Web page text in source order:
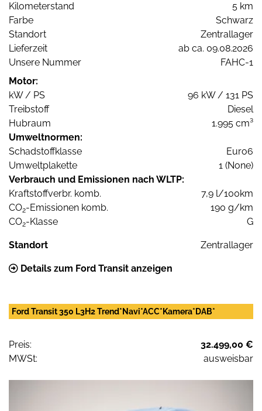
Kilometerstand
5 km
Farbe
Schwarz
Standort
Zentrallager
Lieferzeit
ab ca. 09.08.2026
Unsere Nummer
FAHC-1
Motor:
kW / PS
96 kW / 131 PS
Treibstoff
Diesel
Hubraum
1.995 cm³
Umweltnormen:
Schadstoffklasse
Euro6
Umweltplakette
1 (None)
Verbrauch und Emissionen nach WLTP:
Kraftstoffverbr. komb.
7,9 l/100km
CO2-Emissionen komb.
190 g/km
CO2-Klasse G
Standort Zentrallager
Details zum Ford Transit anzeigen
Ford Transit 350 L3H2 Trend*Navi*ACC*Kamera*DAB*
Preis:
32.499,00 €
MWSt:
ausweisbar